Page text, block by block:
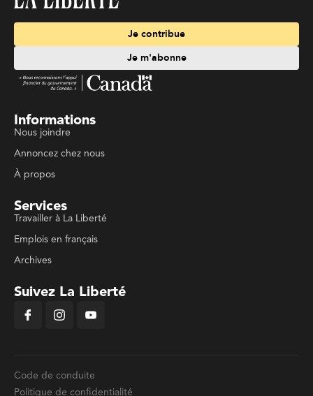
Je contribue
Je m'abonne
Informations
Nous joindre
Annoncez chez nous
À propos
Services
Travailler à La Liberté
Emplois en français
Archives
Suivez La Liberté
Code de conduite
Politique de confidentialité